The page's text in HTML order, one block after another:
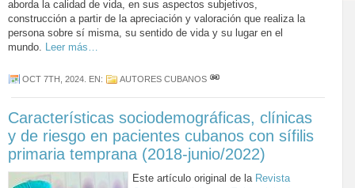
aborda la calidad de vida, en sus aspectos subjetivos,
construcción a partir de la apreciación y valoración que realiza la
persona sobre sí misma, su sentido de vida y su lugar en el
mundo. Leer más…
OCT 7TH, 2024 . EN: AUTORES CUBANOS
Características sociodemográficas, clínicas
y de riesgo en pacientes cubanos con sífilis
primaria temprana (2018-junio/2022)
Este artículo original de la Revista